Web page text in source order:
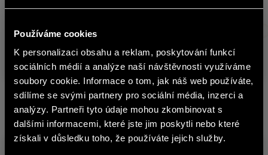
Používáme cookies
K personalizaci obsahu a reklam, poskytování funkcí
sociálních médií a analýze naší návštěvnosti využíváme
soubory cookie. Informace o tom, jak náš web používáte,
sdílíme se svými partnery pro sociální média, inzerci a
analýzy. Partneři tyto údaje mohou zkombinovat s
dalšími informacemi, které jste jim poskytli nebo které
získali v důsledku toho, že používáte jejich služby.
Warehouse
FREIXENET PROSECCO DOC EXTRA
DRY
7210024
Other products from this brand
čeština
The content of BOHEMIA SEKT website
is not suitable for people under 18
years of age.